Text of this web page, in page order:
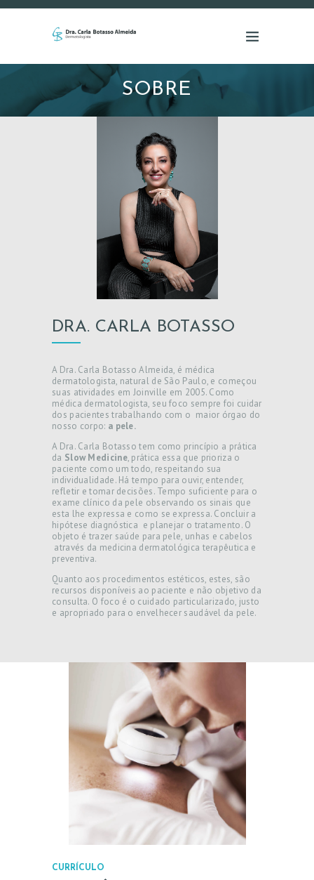
SOBRE
DRA. CARLA BOTASSO
A Dra. Carla Botasso Almeida, é médica
dermatologista, natural de São Paulo, e começou
suas atividades em Joinville em 2005. Como
médica dermatologista, seu foco sempre foi cuidar
dos pacientes trabalhando com o maior órgao do
nosso corpo: a pele.
A Dra. Carla Botasso tem como princípio a prática
da Slow Medicine, prática essa que prioriza o
paciente como um todo, respeitando sua
individualidade. Há tempo para ouvir, entender,
refletir e tomar decisões. Tempo suficiente para o
exame clínico da pele observando os sinais que
esta lhe expressa e como se expressa. Concluir a
hipótese diagnóstica e planejar o tratamento. O
objeto é trazer saúde para pele, unhas e cabelos
através da medicina dermatológica terapêutica e
preventiva.
Quanto aos procedimentos estéticos, estes, são
recursos disponíveis ao paciente e não objetivo da
consulta. O foco é o cuidado particularizado, justo
e apropriado para o envelhecer saudável da pele.
CURRÍCULO